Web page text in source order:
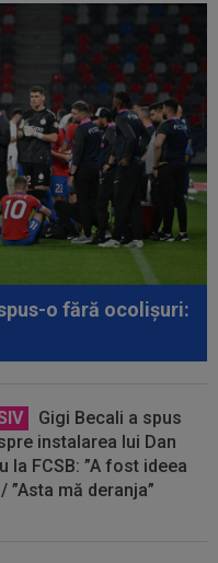
spus-o fără ocolișuri:
Gigi Becali a spus
instalarea lui Dan
la FCSB: ”A fost ideea
”Asta mă deranja”